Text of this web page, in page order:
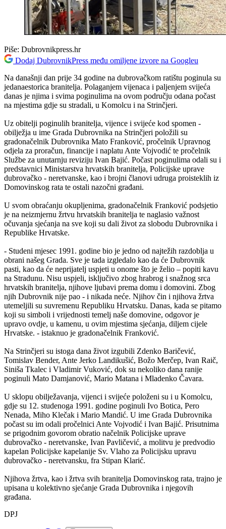
Piše: Dubrovnikpress.hr
Dodaj DubrovnikPress među omiljene izvore na Googleu
Na današnji dan prije 34 godine na dubrovačkom ratištu poginula su
jedanaestorica branitelja. Polaganjem vijenaca i paljenjem svijeća
danas je njima i svima poginulima na ovom području odana počast
na mjestima gdje su stradali, u Komolcu i na Strinčjeri.
Uz obitelji poginulih branitelja, vijence i svijeće kod spomen -
obilježja u ime Grada Dubrovnika na Strinčjeri položili su
gradonačelnik Dubrovnika Mato Franković, pročelnik Upravnog
odjela za proračun, financije i naplatu Ante Vojvodić te pročelnik
Službe za unutarnju reviziju Ivan Bajić. Počast poginulima odali su i
predstavnici Ministarstva hrvatskih branitelja, Policijske uprave
dubrovačko - neretvanske, kao i brojni članovi udruga proisteklih iz
Domovinskog rata te ostali nazočni građani.
U svom obraćanju okupljenima, gradonačelnik Franković podsjetio
je na neizmjernu žrtvu hrvatskih branitelja te naglasio važnost
očuvanja sjećanja na sve koji su dali život za slobodu Dubrovnika i
Republike Hrvatske.
- Studeni mjesec 1991. godine bio je jedno od najtežih razdoblja u
obrani našeg Grada. Sve je tada izgledalo kao da će Dubrovnik
pasti, kao da će neprijatelj uspjeti u onome što je želio – popiti kavu
na Stradunu. Nisu uspjeli, isključivo zbog hrabrog i snažnog srca
hrvatskih branitelja, njihove ljubavi prema domu i domovini. Zbog
njih Dubrovnik nije pao - i nikada neće. Njihov čin i njihova žrtva
utemeljili su suvremenu Republiku Hrvatsku. Danas, kada se pitamo
koji su simboli i vrijednosti temelj naše domovine, odgovor je
upravo ovdje, u kamenu, u ovim mjestima sjećanja, diljem cijele
Hrvatske. - istaknuo je gradonačelnik Franković.
Na Strinčjeri su istoga dana život izgubili Zdenko Baričević,
Tomislav Bender, Ante Jerko Landikušić, Božo Merčep, Ivan Raič,
Siniša Tkalec i Vladimir Vuković, dok su nekoliko dana ranije
poginuli Mato Damjanović, Mario Matana i Mladenko Čavara.
U sklopu obilježavanja, vijenci i svijeće položeni su i u Komolcu,
gdje su 12. studenoga 1991. godine poginuli Ivo Botica, Pero
Nenada, Miho Klečak i Mario Mandić. U ime Grada Dubrovnika
počast su im odali pročelnici Ante Vojvodić i Ivan Bajić. Prisutnima
se prigodnim govorom obratio načelnik Policijske uprave
dubrovačko - neretvanske, Ivan Pavličević, a molitvu je predvodio
kapelan Policijske kapelanije Sv. Vlaho za Policijsku upravu
dubrovačko - neretvansku, fra Stipan Klarić.
Njihova žrtva, kao i žrtva svih branitelja Domovinskog rata, trajno je
upisana u kolektivno sjećanje Grada Dubrovnika i njegovih
građana.
DPJ